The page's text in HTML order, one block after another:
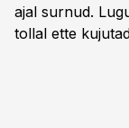
ajal surnud.
tollal ette